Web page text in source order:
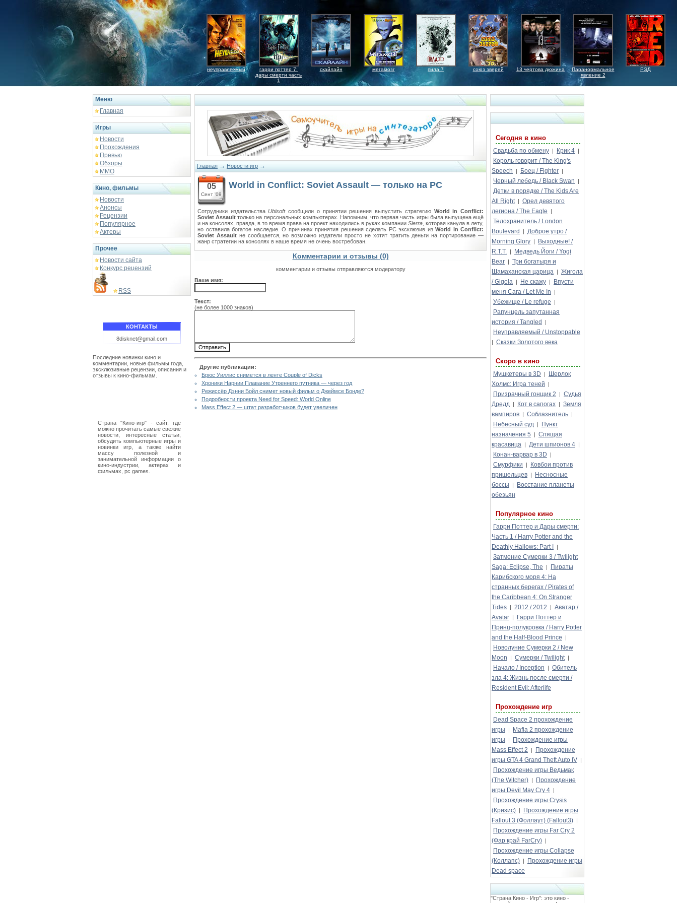
неуправляемый
гарри поттер 7:
дары смерти часть
1
скайлайн мегамозг пила 7 союз зверей 13 чертова дюжина
Паранормальное
явление 2
РЭД
Меню
Главная
Игры
Новости
Прохождения
Превью
Обзоры
ММО
Кино, фильмы
Новости
Анонсы
Рецензии
Популярное
Актеры
Прочее
Новости сайта
Конкурс рецензий
- RSS
КОНТАКТЫ
8disknet@gmail.com
Последние новинки кино и
комментарии, новые фильмы года,
эксклюзивные рецензии, описания и
отзывы к кино-фильмам.
Страна "Кино-игр" - сайт, где
можно прочитать самые свежие
новости, интересные статьи,
обсудить компьютерные игры и
новинки игр, а также найти
массу полезной и
занимательной информации о
кино-индустрии, актерах и
фильмах, pc games.
Главная → Новости игр →
05
Сент '09
World in Conflict: Soviet Assault — только на PC
Сотрудники издательстваUbisoftсообщили о принятии решения выпустить стратегию World in Conflict:
Soviet Assault только на персональных компьютерах. Напомним, что первая часть игры была выпущена ещё
и на консолях, правда, в то время права на проект находились в руках компании Sierra , которая канула в лету,
но оставила богатое наследие. О причинах принятия решения сделать PC эксклюзив из World in Conflict:
Soviet Assaultне сообщается, но возможно издатели просто не хотят тратить деньги на портирование —
жанр стратегии на консолях в наше время не очень востребован.
Комментарии и отзывы (0)
комментарии и отзывы отправляются модератору
Ваше имя:
Текст:
(не более 1000 знаков)
Другие публикации:
Брюс Уиллис снимется в ленте Couple of Dicks
Хроники Нарнии Плавание Утреннего путника — через год
Режиссёр Дэнни Бойл снимет новый фильм о Джеймсе Бонде?
Подробности проекта Need for Speed: World Online
Mass Effect 2 — штат разработчиков будет увеличен
Сегодня в кино
Свадьба по обмену | Крик 4 |
Король говорит / The King's
Speech
| Боец / Fighter |
Черный лебедь / Black Swan |
Детки в порядке / The Kids Are
All Right | Орел девятого
легиона / The Eagle
|
Телохранитель / London
Boulevard
| Доброе утро /
Morning Glory |
Выходные! /
R.T.T. |
Медведь Йоги / Yogi
Bear | Три богатыря и
Шамаханская царица | Жигола
/ Gigola | Не скажу |
Впусти
меня Сага / Let Me In
|
Убежище / Le refuge |
Рапунцель запутанная
история / Tangled
|
Неуправляемый / Unstoppable
| Сказки Золотого века
Скоро в кино
Мушкетеры в 3D |
Шерлок
Холмс: Игра теней
|
Призрачный гонщик 2 | Судья
Дредд | Кот в сапогах | Земля
вампиров | Соблазнитель |
Небесный суд |
Пункт
назначения 5
| Спящая
красавица | Дети шпионов 4 |
Конан-варвар в 3D |
Смурфики |
Ковбои против
пришельцев |
Несносные
боссы
|
Восстание планеты
обезьян
Популярное кино
Гарри Поттер и Дары смерти:
Часть 1 / Harry Potter and the
Deathly Hallows: Part I
|
Затмение Сумерки 3 / Twilight
Saga: Eclipse, The
|
Пираты
Карибского моря 4: На
странных берегах / Pirates of
the Caribbean 4: On Stranger
Tides | 2012 / 2012 | Аватар /
Avatar |
Гарри Поттер и
Принц-полукровка / Harry Potter
and the Half-Blood Prince
|
Новолуние Сумерки 2 / New
Moon
| Сумерки / Twilight |
Начало / Inception | Обитель
зла 4: Жизнь после смерти /
Resident Evil: Afterlife
Прохождение игр
Dead Space 2 прохождение
игры
|
Mafia 2 прохождение
игры
|
Прохождение игры
Mass Effect 2
|
Прохождение
игры GTA 4 Grand Theft Auto IV |
Прохождение игры Ведьмак
(The Witcher) |
Прохождение
игры Devil May Cry 4 |
Прохождение игры Crysis
(Кризис) |
Прохождение игры
Fallout 3 (Фоллаут) (Fallout3) |
Прохождение игры Far Cry 2
(Фар край FarCry) |
Прохождение игры Collapse
(Коллапс) |
Прохождение игры
Dead space
"Страна Кино - Игр": это кино -